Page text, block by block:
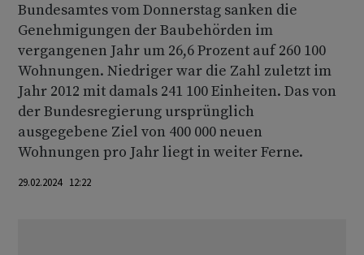
Bundesamtes vom Donnerstag sanken die
Genehmigungen der Baubehörden im
vergangenen Jahr um 26,6 Prozent auf 260 100
Wohnungen. Niedriger war die Zahl zuletzt im
Jahr 2012 mit damals 241 100 Einheiten. Das von
der Bundesregierung ursprünglich
ausgegebene Ziel von 400 000 neuen
Wohnungen pro Jahr liegt in weiter Ferne.
29.02.2024 12:22